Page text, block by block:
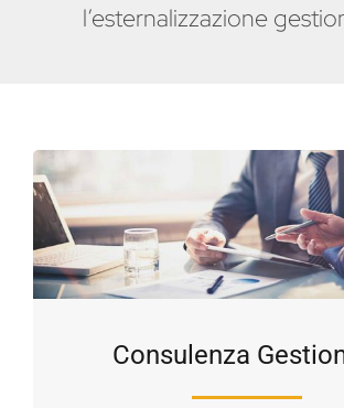
l’esternalizzazione
Consulenza